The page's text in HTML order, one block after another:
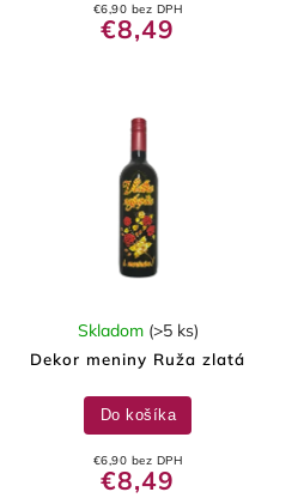
€6,90 bez DPH
€8,49
Dekor meniny Ruža zlatá
Skladom (>5 ks)
€6,90 bez DPH
€8,49
Do košíka